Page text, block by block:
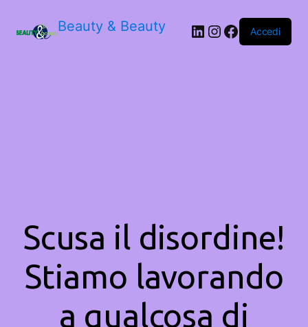
Beauty & Beauty LinkedIn
Instagram
Facebook
Accedi
Scusa il disordine!
Stiamo lavorando
a qualcosa di